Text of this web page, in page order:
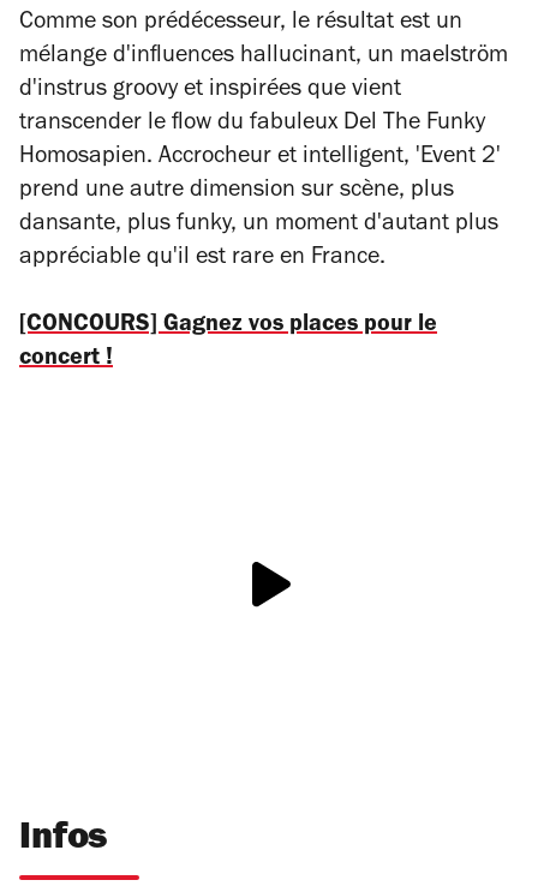
Comme son prédécesseur, le résultat est un
mélange d'influences hallucinant, un maelström
d'instrus groovy et inspirées que vient
transcender le flow du fabuleux Del The Funky
Homosapien. Accrocheur et intelligent, 'Event 2'
prend une autre dimension sur scène, plus
dansante, plus funky, un moment d'autant plus
appréciable qu'il est rare en France.
[CONCOURS] Gagnez vos places pour le
concert !
Infos